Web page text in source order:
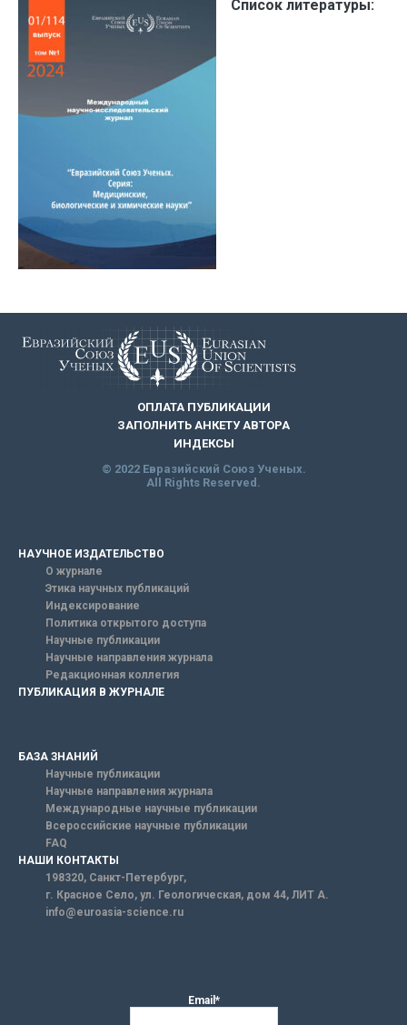
Список литературы:
ОПЛАТА ПУБЛИКАЦИИ
ЗАПОЛНИТЬ АНКЕТУ АВТОРА
ИНДЕКСЫ
© 2022 Евразийский Союз Ученых.
All Rights Reserved.
НАУЧНОЕ ИЗДАТЕЛЬСТВО
О журнале
Этика научных публикаций
Индексирование
Политика открытого доступа
Научные публикации
Научные направления журнала
Редакционная коллегия
ПУБЛИКАЦИЯ В ЖУРНАЛЕ
БАЗА ЗНАНИЙ
Научные публикации
Научные направления журнала
Международные научные публикации
Всероссийские научные публикации
FAQ
НАШИ КОНТАКТЫ
198320, Санкт-Петербург,
г. Красное Село, ул. Геологическая, дом 44, ЛИТ А.
info@euroasia-science.ru
Email*